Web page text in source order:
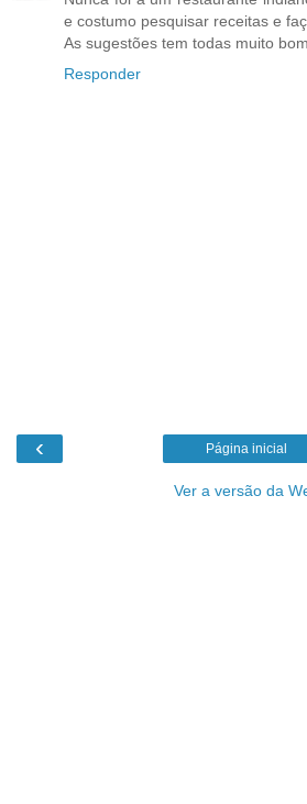
e costumo pesquisar receitas e
As sugestões tem todas muito
Responder
‹ Página inicial
Ver a versão da